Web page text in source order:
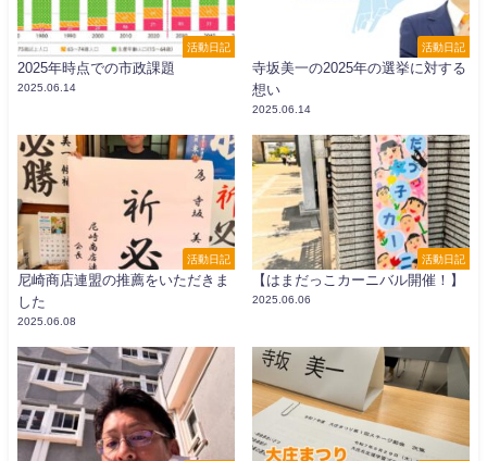
活動日記
2025年時点での市政課題
2025.06.14
活動日記
寺坂美一の2025年の選挙に対する
想い
2025.06.14
活動日記
尼崎商店連盟の推薦をいただきま
した
2025.06.08
活動日記
【はまだっこカーニバル開催！】
2025.06.06